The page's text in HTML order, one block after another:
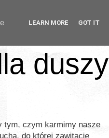
duszy
tym, czym karmimy nasze
do której zawitacie
LEARN MORE GOT IT